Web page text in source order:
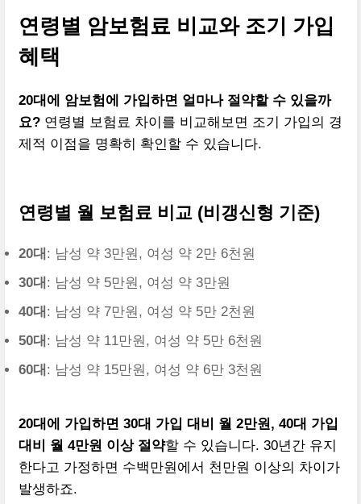
연령별 암보험료 비교와 조기 가입
혜택
20대에 암보험에 가입하면 얼마나 절약할 수 있을까
요?연령별 보험료 차이를 비교해보면 조기 가입의 경
제적 이점을 명확히 확인할 수 있습니다.
연령별 월 보험료 비교 (비갱신형 기준)
20대 : 남성 약 3만원, 여성 약 2만 6천원
30대 : 남성 약 5만원, 여성 약 3만원
40대 : 남성 약 7만원, 여성 약 5만 2천원
50대 : 남성 약 11만원, 여성 약 5만 6천원
60대 : 남성 약 15만원, 여성 약 6만 3천원
20대에 가입하면 30대 가입 대비 월 2만원, 40대 가입
대비 월 4만원 이상 절약할 수 있습니다. 30년간 유지
한다고 가정하면 수백만원에서 천만원 이상의 차이가
발생하죠.